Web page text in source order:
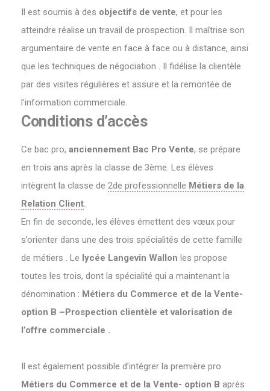
Il est soumis à des objectifs de vente, et pour les
atteindre réalise un travail de prospection. Il maîtrise son
argumentaire de vente en face à face ou à distance, ainsi
que les techniques de négociation . Il fidélise la clientèle
par des visites régulières et assure et la remontée de
l’information commerciale.
Conditions d’accès
Ce bac pro, anciennement Bac Pro Vente, se prépare
en trois ans après la classe de 3ème. Les élèves
intègrent la classe de 2de professionnelle Métiers de la
Relation Client.
En fin de seconde, les élèves émettent des vœux pour
s’orienter dans une des trois spécialités de cette famille
de métiers . Le lycée Langevin Wallon les propose
toutes les trois, dont la spécialité qui a maintenant la
dénomination : Métiers du Commerce et de la Vente-
option B –Prospection clientèle et valorisation de
l’offre commerciale .
Il est également possible d’intégrer la première pro
Métiers du Commerce et de la Vente- option B après